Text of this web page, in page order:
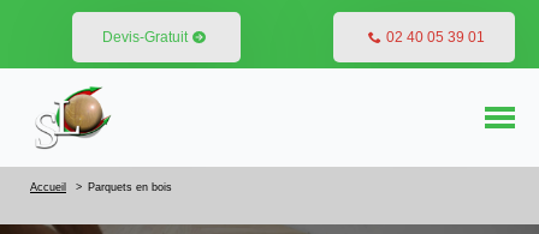
Devis-Gratuit 02 40 05 39 01
Accueil Parquets en bois